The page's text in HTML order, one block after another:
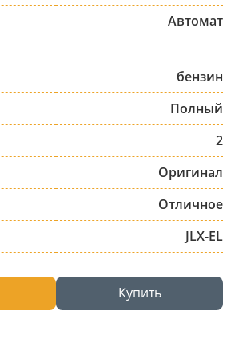
Автомат
бензин
Полный
2
Оригинал
Отличное
JLX-EL
Купить